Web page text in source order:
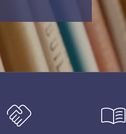
handshake menu_book